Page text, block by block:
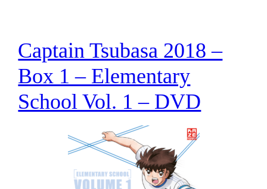
Captain Tsubasa 2018 –
Box 1 – Elementary
School Vol. 1 – DVD